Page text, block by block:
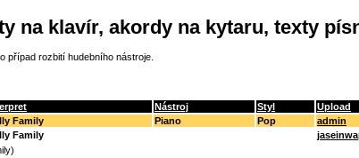
na klavír, akordy na kytaru, texty
případ rozbití hudebního nástroje.
Nástroj Styl
Upload
Family Piano Pop
admin
Family